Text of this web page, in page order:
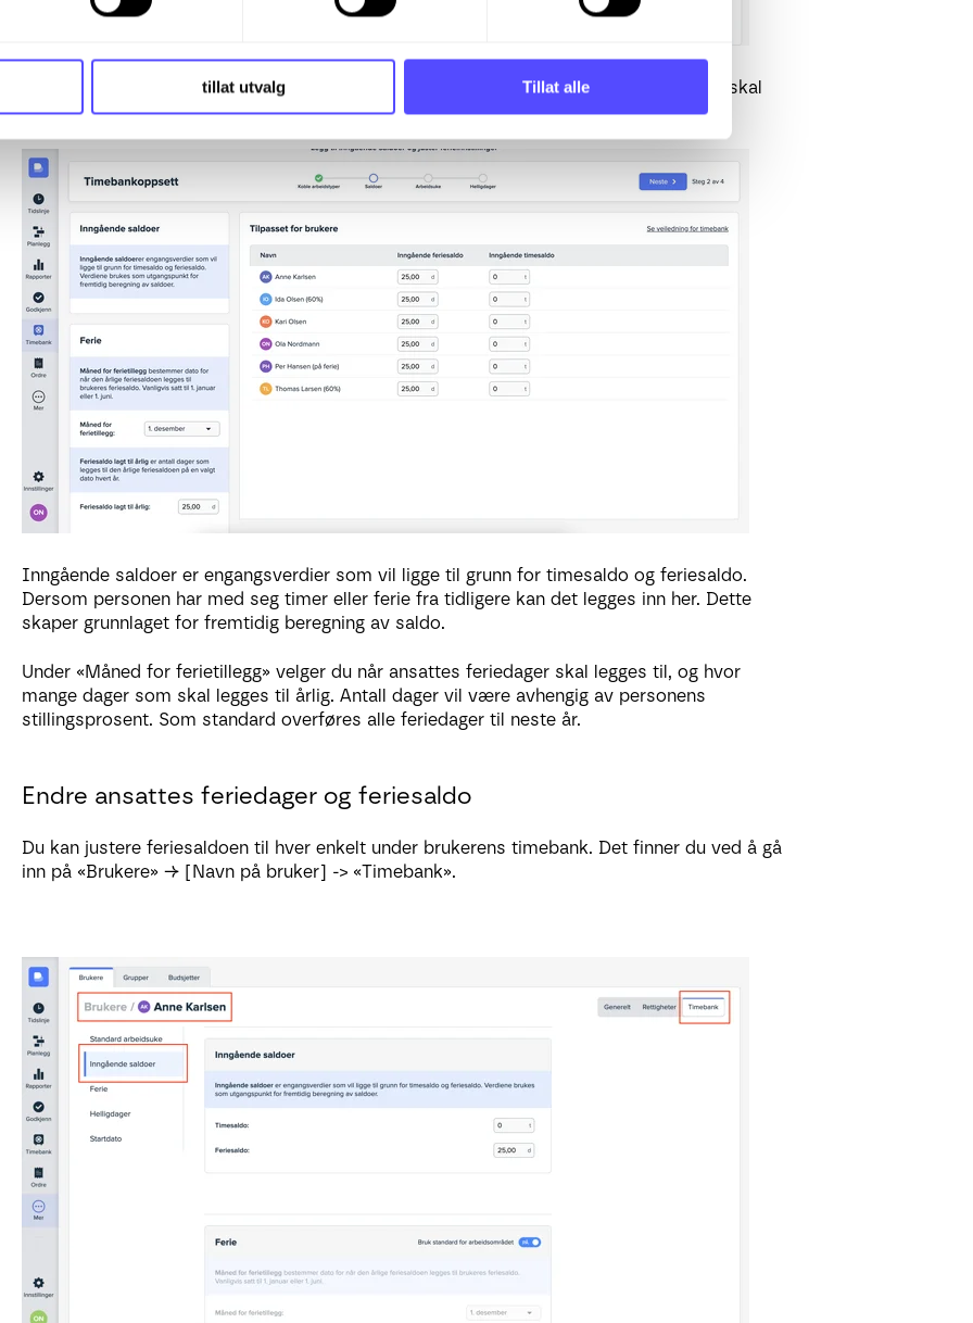
tillat utvalg Tillat alle
Videre velger du hvor mye ferie som skal legges til årlig, spesifiserer når ferietrekket skal
gjøres og setter inngående feriesaldoer for alle de ansatte.
Inngående saldoer er engangsverdier som vil ligge til grunn for timesaldo og feriesaldo.
Dersom personen har med seg timer eller ferie fra tidligere kan det legges inn her. Dette
skaper grunnlaget for fremtidig beregning av saldo.
Under «Måned for ferietillegg» velger du når ansattes feriedager skal legges til, og hvor
mange dager som skal legges til årlig. Antall dager vil være avhengig av personens
stillingsprosent. Som standard overføres alle feriedager til neste år.
Endre ansattes feriedager og feriesaldo
Du kan justere feriesaldoen til hver enkelt under brukerens timebank. Det finner du ved å gå
inn på «Brukere» → [Navn på bruker] -> «Timebank».